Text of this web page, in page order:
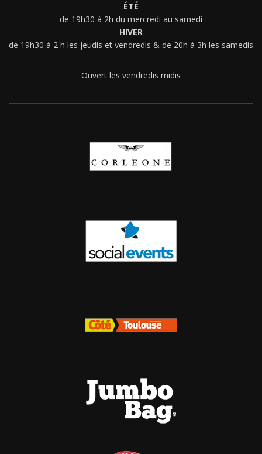
ÉTÉ
de 19h30 à 2h du mercredi au samedi
HIVER
de 19h30 à 2 h les jeudis et vendredis & de 20h à 3h les samedis
Ouvert les vendredis midis